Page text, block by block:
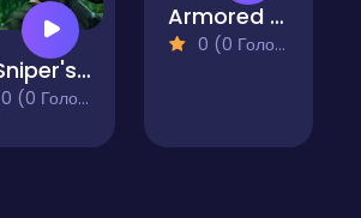
A Sniper's Vengeance The Story of Linh
0 (0 Голосів)
Armored Break: Steel Division
0 (0 Голосів)